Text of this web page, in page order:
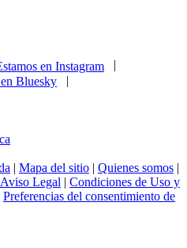
|
| Mapa del sitio | Quienes somos |
Aviso Legal | Condiciones de Uso y
Preferencias del consentimiento de